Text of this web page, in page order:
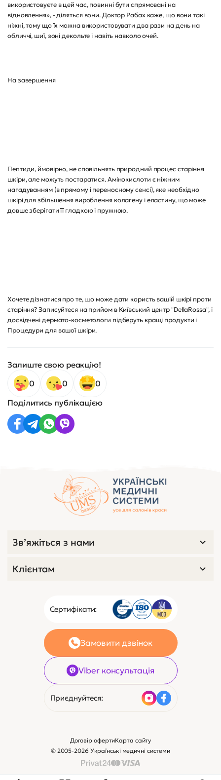
використовуєте в цей час, повинні бути спрямовані на
відновлення», - діляться вони. Доктор Рабах каже, що вони такі
ніжні, тому що їх можна використовувати два рази на день на
обличчі, шиї, зоні декольте і навіть навколо очей.
На завершення
Пептиди, ймовірно, не сповільнять природний процес старіння
шкіри, але можуть постаратися. Амінокислоти є ніжним
нагадуванням (в прямому і переносному сенсі), яке необхідно
шкірі для збільшення вироблення колагену і еластину, що може
довше зберігати її гладкою і пружною.
Хочете дізнатися про те, що може дати користь вашій шкірі проти
старіння? Записуйтеся на прийом в Київський центр "DellaRossa", і
досвідчені дермато-косметологи підберуть кращі продукти і
Процедури для вашої шкіри.
Залиште свою реакцію!
0
0
0
Поділитись публікацією
Сертифікати:
Замовити дзвінок
Viber консультація
Приєднуйтеся:
Зв’яжіться з нами
Клієнтам
© 2005-2026 Українські медичні системи
Договір офертиКарта сайту